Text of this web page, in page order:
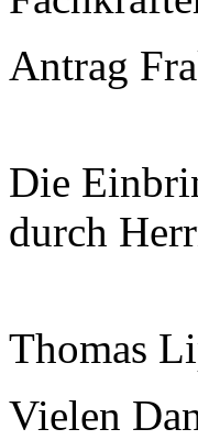
Antrag
Die
durch
Thomas
Vielen